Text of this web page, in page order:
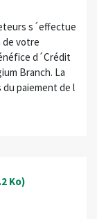
s´effectue
de votre
d´Crédit
Branch. La
paiement de l
Ko)